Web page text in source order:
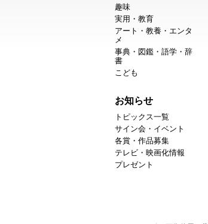
趣味
実用・教育
アート・教養・エンタ
メ
事典・図鑑・語学・辞
書
こども
お知らせ
トピックス一覧
サイン会・イベント
各賞・作品募集
テレビ・映画化情報
プレゼント